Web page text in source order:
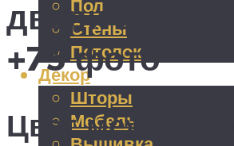
Пол
Стены
Потолок
Декор
Шторы
Мебель
двери в
+75 фото
Цвет